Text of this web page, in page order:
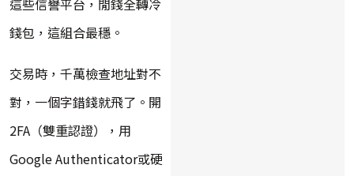
這些信譽平台，閒錢全轉冷
錢包，這組合最穩。
交易時，千萬檢查地址對不
對，一個字錯錢就飛了。開
2FA（雙重認證），用
Google Authenticator或硬